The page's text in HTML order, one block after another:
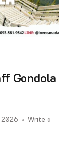
Gondola
Write a